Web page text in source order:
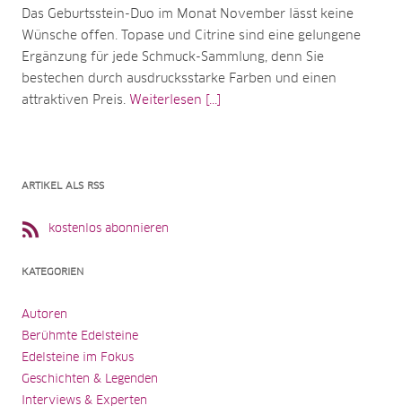
Das Geburtsstein-Duo im Monat November lässt keine
Wünsche offen. Topase und Citrine sind eine gelungene
Ergänzung für jede Schmuck-Sammlung, denn Sie
bestechen durch ausdrucksstarke Farben und einen
attraktiven Preis. Weiterlesen [...]
ARTIKEL ALS RSS
kostenlos abonnieren
KATEGORIEN
Autoren
Berühmte Edelsteine
Edelsteine im Fokus
Geschichten & Legenden
Interviews & Experten